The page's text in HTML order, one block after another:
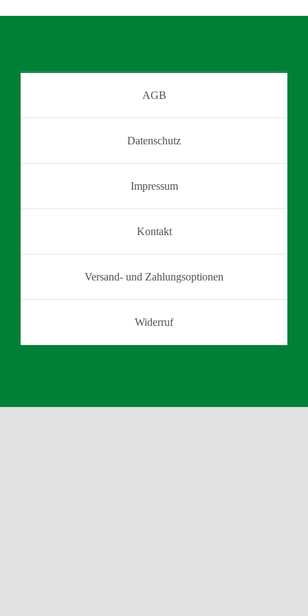
auf.
können
AGB
Datenschutz
Impressum
Kontakt
Versand- und Zahlungsoptionen
Widerruf